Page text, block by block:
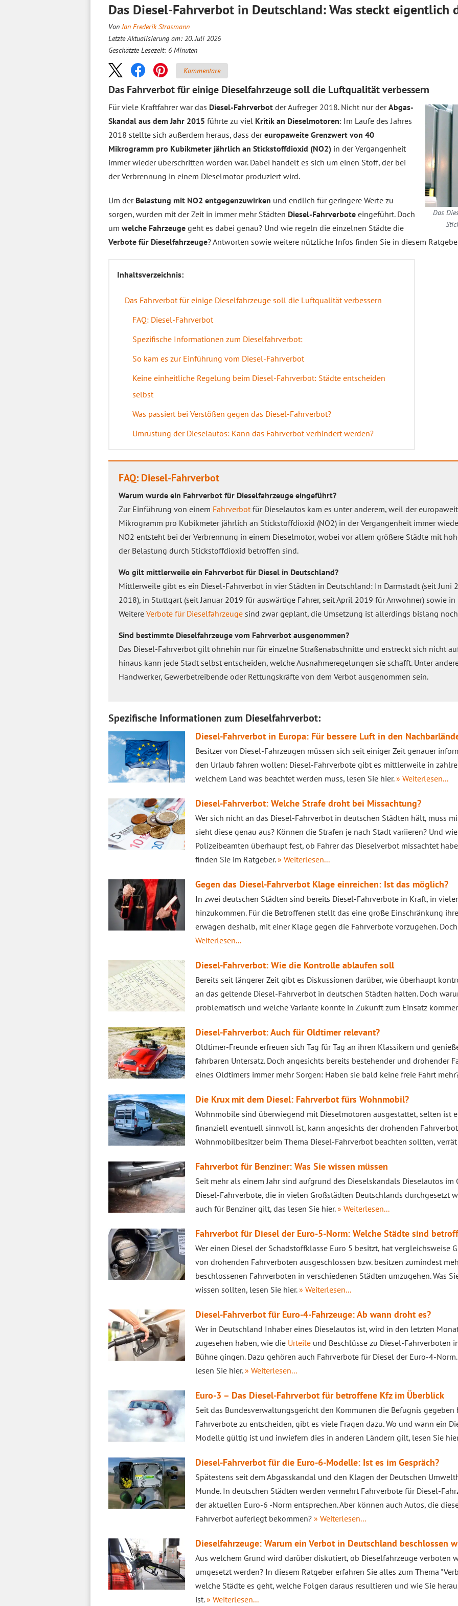
Das Diesel-Fahrverbot in Deutschland: Was steckt eigentlich
VonJan Frederik Strasmann
Letzte Aktualisierung am: 20. Juli 2026
Geschätzte Lesezeit: 6 Minuten
Kommentare
Das Fahrverbot für einige Dieselfahrzeuge soll die Luftqualität verbessern
Das
Für viele Kraftfahrer war das Diesel-Fahrverbot der Aufreger 2018. Nicht nur derAbgas-
Skandal aus dem Jahr 2015 führte zu viel Kritik an Dieselmotoren: Im Laufe des Jahres
2018 stellte sich außerdem heraus, dass dereuropaweite Grenzwert von 40
Mikrogramm pro Kubikmeter jährlich an Stickstoffdioxid (NO2) in der Vergangenheit
immer wieder überschritten worden war. Dabei handelt es sich um einen Stoff, der bei
der Verbrennung in einem Dieselmotor produziert wird.
Um der Belastung mit NO2 entgegenzuwirken und endlich für geringere Werte zu
sorgen, wurden mit der Zeit in immer mehr Städten Diesel-Fahrverbote eingeführt. Doch
um welche Fahrzeuge geht es dabei genau? Und wie regeln die einzelnen Städte die
Verbote für Dieselfahrzeuge? Antworten sowie weitere nützliche Infos finden Sie in diesem
Inhaltsverzeichnis:
Das Fahrverbot für einige Dieselfahrzeuge soll die Luftqualität verbessern
FAQ: Diesel-Fahrverbot
Spezifische Informationen zum Dieselfahrverbot:
So kam es zur Einführung vom Diesel-Fahrverbot
Keine einheitliche Regelung beim Diesel-Fahrverbot: Städte entscheiden
selbst
Was passiert bei Verstößen gegen das Diesel-Fahrverbot?
Umrüstung der Dieselautos: Kann das Fahrverbot verhindert werden?
FAQ: Diesel-Fahrverbot
Warum wurde ein Fahrverbot für Dieselfahrzeuge eingeführt?
Zur Einführung von einem Fahrverbotfür Dieselautos kam es unter anderem, weil der
Mikrogramm pro Kubikmeter jährlich an Stickstoffdioxid (NO2) in der Vergangenheit immer
NO2 entsteht bei der Verbrennung in einem Dieselmotor, wobei vor allem größere Städte mit
der Belastung durch Stickstoffdioxid betroffen sind.
Wo gilt mittlerweile ein Fahrverbot für Diesel in Deutschland?
Mittlerweile gibt es ein Diesel-Fahrverbot in vier Städten in Deutschland: In Darmstadt (seit Juni
2018), in Stuttgart (seit Januar 2019 für auswärtige Fahrer, seit April 2019 für Anwohner) sowie
Weitere Verbote für Dieselfahrzeuge sind zwar geplant, die Umsetzung ist allerdings bislang
Sind bestimmte Dieselfahrzeuge vom Fahrverbot ausgenommen?
Das Diesel-Fahrverbot gilt ohnehin nur für einzelne Straßenabschnitte und erstreckt sich nicht
hinaus kann jede Stadt selbst entscheiden, welche Ausnahmeregelungen sie schafft. Unter
Handwerker, Gewerbetreibende oder Rettungskräfte von dem Verbot ausgenommen sein.
Spezifische Informationen zum Dieselfahrverbot:
Diesel-Fahrverbot in Europa: Für bessere Luft in den
Besitzer von Diesel-Fahrzeugen müssen sich seit einiger Zeit genauer
den Urlaub fahren wollen: Diesel-Fahrverbote gibt es mittlerweile in
welchem Land was beachtet werden muss, lesen Sie hier.» Weiterlesen...
Diesel-Fahrverbot: Welche Strafe droht bei Missachtung?
Wer sich nicht an das Diesel-Fahrverbot in deutschen Städten hält, muss
sieht diese genau aus? Können die Strafen je nach Stadt variieren? Und
Polizeibeamten überhaupt fest, ob Fahrer das Dieselverbot missachtet
finden Sie im Ratgeber.» Weiterlesen...
Gegen das Diesel-Fahrverbot Klage einreichen: Ist das möglich?
In zwei deutschen Städten sind bereits Diesel-Fahrverbote in Kraft, in
hinzukommen. Für die Betroffenen stellt das eine große Einschränkung
erwägen deshalb, mit einer Klage gegen die Fahrverbote vorzugehen.
Weiterlesen...
Diesel-Fahrverbot: Wie die Kontrolle ablaufen soll
Bereits seit längerer Zeit gibt es Diskussionen darüber, wie überhaupt
an das geltende Diesel-Fahrverbot in deutschen Städten halten. Doch
problematisch und welche Variante könnte in Zukunft zum Einsatz
Diesel-Fahrverbot: Auch für Oldtimer relevant?
Oldtimer-Freunde erfreuen sich Tag für Tag an ihren Klassikern und
fahrbaren Untersatz. Doch angesichts bereits bestehender und drohender
eines Oldtimers immer mehr Sorgen: Haben sie bald keine freie Fahrt
Die Krux mit dem Diesel: Fahrverbot fürs Wohnmobil?
Wohnmobile sind überwiegend mit Dieselmotoren ausgestattet, selten ist
finanziell eventuell sinnvoll ist, kann angesichts der drohenden
Wohnmobilbesitzer beim Thema Diesel-Fahrverbot beachten sollten,
Fahrverbot für Benziner: Was Sie wissen müssen
Seit mehr als einem Jahr sind aufgrund des Dieselskandals Dieselautos im
Diesel-Fahrverbote, die in vielen Großstädten Deutschlands durchgesetzt
auch für Benziner gilt, das lesen Sie hier.» Weiterlesen...
Fahrverbot für Diesel der Euro-5-Norm: Welche Städte sind
Wer einen Diesel der Schadstoffklasse Euro 5 besitzt, hat vergleichsweise
von drohenden Fahrverboten ausgeschlossen bzw. besitzen zumindest
beschlossenen Fahrverboten in verschiedenen Städten umzugehen. Was
wissen sollten, lesen Sie hier.» Weiterlesen...
Diesel-Fahrverbot für Euro-4-Fahrzeuge: Ab wann droht es?
Wer in Deutschland Inhaber eines Dieselautos ist, wird in den letzten
zugesehen haben, wie die Urteile und Beschlüsse zu Diesel-Fahrverboten
Bühne gingen. Dazu gehören auch Fahrverbote für Diesel der Euro-4-
lesen Sie hier.» Weiterlesen...
Euro-3 – Das Diesel-Fahrverbot für betroffene Kfz im Überblick
Seit das Bundesverwaltungsgericht den Kommunen die Befugnis
Fahrverbote zu entscheiden, gibt es viele Fragen dazu. Wo und wann ein
Modelle gültig ist und inwiefern dies in anderen Ländern gilt, lesen Sie
Diesel-Fahrverbot für die Euro-6-Modelle: Ist es im Gespräch?
Spätestens seit dem Abgasskandal und den Klagen der Deutschen
Munde. In deutschen Städten werden vermehrt Fahrverbote für Diesel-
der aktuellen Euro-6 -Norm entsprechen. Aber können auch Autos, die
Fahrverbot auferlegt bekommen? » Weiterlesen...
Dieselfahrzeuge: Warum ein Verbot in Deutschland beschlossen
Aus welchem Grund wird darüber diskutiert, ob Dieselfahrzeuge verboten
umgesetzt werden? In diesem Ratgeber erfahren Sie alles zum Thema
welche Städte es geht, welche Folgen daraus resultieren und wie Sie
ist.» Weiterlesen...